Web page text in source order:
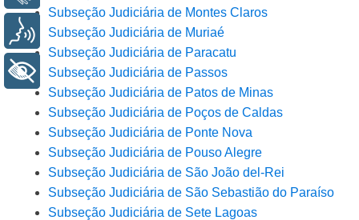
Subseção Judiciária de Montes Claros
Subseção Judiciária de Muriaé
Subseção Judiciária de Paracatu
Subseção Judiciária de Passos
Subseção Judiciária de Patos de Minas
Subseção Judiciária de Poços de Caldas
Subseção Judiciária de Ponte Nova
Subseção Judiciária de Pouso Alegre
Subseção Judiciária de São João del-Rei
Subseção Judiciária de São Sebastião do Paraíso
Subseção Judiciária de Sete Lagoas
Voz
+ Acessibilidade